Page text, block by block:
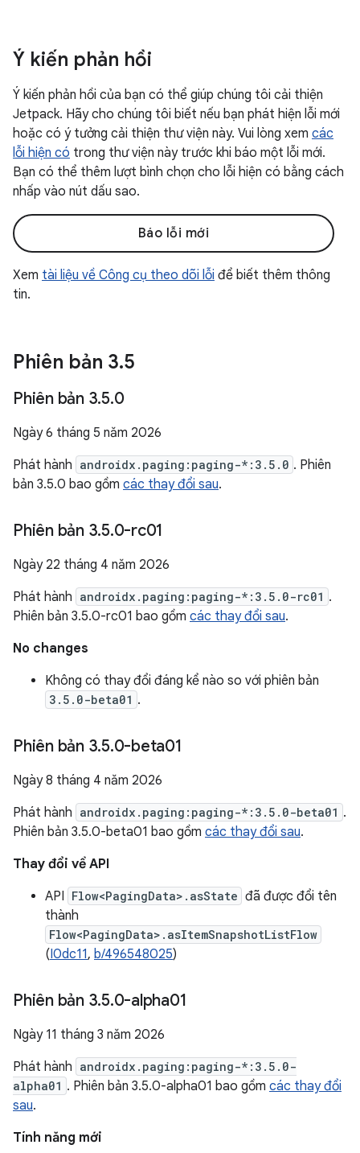
Ý kiến phản hồi
Ý kiến phản hồi của bạn có thể giúp chúng tôi cải thiện
Jetpack. Hãy cho chúng tôi biết nếu bạn phát hiện lỗi mới
hoặc có ý tưởng cải thiện thư viện này. Vui lòng xem các
lỗi hiện có trong thư viện này trước khi báo một lỗi mới.
Bạn có thể thêm lượt bình chọn cho lỗi hiện có bằng cách
nhấp vào nút dấu sao.
Báo lỗi mới
Xem tài liệu về Công cụ theo dõi lỗi để biết thêm thông
tin.
Phiên bản 3.5
Phiên bản 3.5.0
Ngày 6 tháng 5 năm 2026
Phát hành androidx.paging:paging-*:3.5.0 . Phiên
bản 3.5.0 bao gồm các thay đổi sau.
Phiên bản 3.5.0-rc01
Ngày 22 tháng 4 năm 2026
Phát hành androidx.paging:paging-*:3.5.0-rc01 .
Phiên bản 3.5.0-rc01 bao gồm các thay đổi sau.
No changes
Không có thay đổi đáng kể nào so với phiên bản
3.5.0-beta01 .
Phiên bản 3.5.0-beta01
Ngày 8 tháng 4 năm 2026
Phát hành androidx.paging:paging-*:3.5.0-beta01 .
Phiên bản 3.5.0-beta01 bao gồm các thay đổi sau.
Thay đổi về API
API Flow<PagingData>.asState đã được đổi tên
thành
Flow<PagingData>.asItemSnapshotListFlow
(I0dc11, b/496548025)
Phiên bản 3.5.0-alpha01
Ngày 11 tháng 3 năm 2026
Phát hành androidx.paging:paging-*:3.5.0-
alpha01 . Phiên bản 3.5.0-alpha01 bao gồm các thay đổi
sau.
Tính năng mới